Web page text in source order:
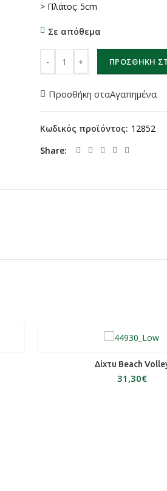
> Πλάτος: 5cm
Σε απόθεμα
ΠΡΟΣΘΉΚΗ
Προσθήκη σταΑγαπημένα
Κωδικός προϊόντος: 12852
Share
ΠΡΟΣΘΉΚΗ ΣΤΟ
Δίχτυ Beach
€